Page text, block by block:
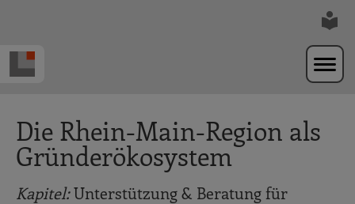
Die Rhein-Main-Region als
Gründerökosystem
Kapitel:Unterstützung & Beratung für